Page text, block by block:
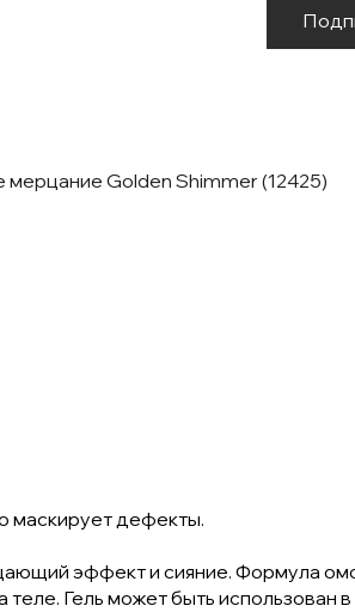
мерцание Golden Shimmer (12425)
маскирует дефекты.
эффект и сияние. Формула
Гель может быть использован